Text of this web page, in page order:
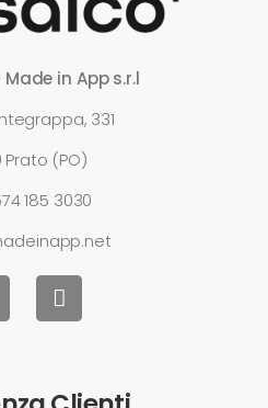
in App s.r.l
331
Prato (PO)
185 3030